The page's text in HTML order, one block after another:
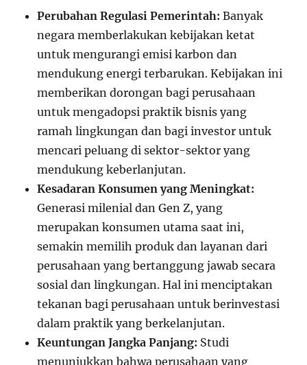
Perubahan Regulasi Pemerintah: Banyak
negara memberlakukan kebijakan ketat
untuk mengurangi emisi karbon dan
mendukung energi terbarukan. Kebijakan ini
memberikan dorongan bagi perusahaan
untuk mengadopsi praktik bisnis yang
ramah lingkungan dan bagi investor untuk
mencari peluang di sektor-sektor yang
mendukung keberlanjutan.
Kesadaran Konsumen yang Meningkat:
Generasi milenial dan Gen Z, yang
merupakan konsumen utama saat ini,
semakin memilih produk dan layanan dari
perusahaan yang bertanggung jawab secara
sosial dan lingkungan. Hal ini menciptakan
tekanan bagi perusahaan untuk berinvestasi
dalam praktik yang berkelanjutan.
Keuntungan Jangka Panjang: Studi
menunjukkan bahwa perusahaan yang